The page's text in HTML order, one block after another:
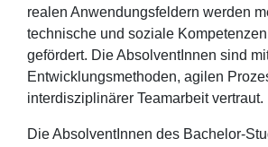
realen Anwendungsfeldern werden
technische und soziale
gefördert. Die AbsolventInnen sind
Entwicklungsmethoden, agilen
interdisziplinärer Teamarbeit vertraut.
Die AbsolventInnen des Bachelor-